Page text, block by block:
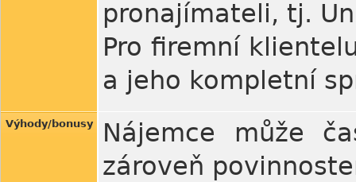
pronajímateli, tj.
Pro firemní
a jeho kompletní
Výhody/bonusy
Nájemce může
zároveň